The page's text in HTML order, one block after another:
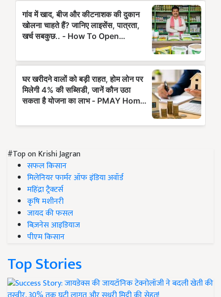
#Top on Krishi Jagran
सफल किसान
मिलेनियर फार्मर ऑफ इंडिया अवॉर्ड
महिंद्रा ट्रैक्टर्स
कृषि मशीनरी
जायद की फसल
बिज़नेस आइडियाज
पीएम किसान
Top Stories